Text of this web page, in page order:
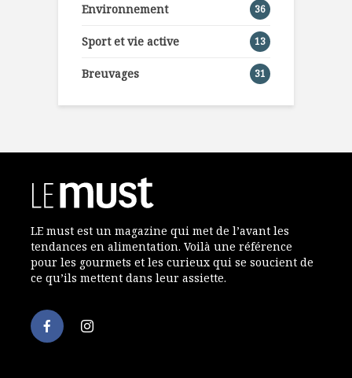
Environnement 36
Sport et vie active 13
Breuvages 31
LE must est un magazine qui met de l’avant les
tendances en alimentation. Voilà une référence
pour les gourmets et les curieux qui se soucient de
ce qu’ils mettent dans leur assiette.